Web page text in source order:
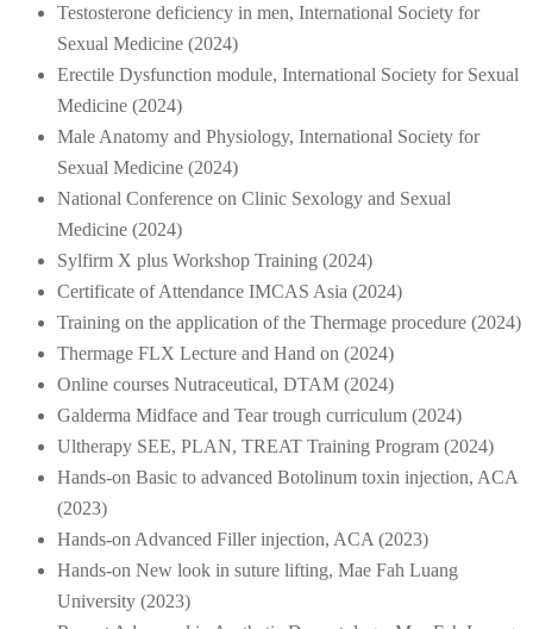
Testosterone deficiency in men, International Society for
Sexual Medicine (2024)
Erectile Dysfunction module, International Society for Sexual
Medicine (2024)
Male Anatomy and Physiology, International Society for
Sexual Medicine (2024)
National Conference on Clinic Sexology and Sexual
Medicine (2024)
Sylfirm X plus Workshop Training (2024)
Certificate of Attendance IMCAS Asia (2024)
Training on the application of the Thermage procedure (2024)
Thermage FLX Lecture and Hand on (2024)
Online courses Nutraceutical, DTAM (2024)
Galderma Midface and Tear trough curriculum (2024)
Ultherapy SEE, PLAN, TREAT Training Program (2024)
Hands-on Basic to advanced Botolinum toxin injection, ACA
(2023)
Hands-on Advanced Filler injection, ACA (2023)
Hands-on New look in suture lifting, Mae Fah Luang
University (2023)